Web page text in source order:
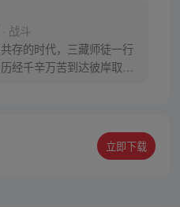
战斗
存的时代，三藏师徒一行
经千辛万苦到达彼岸取
藏大法师，和他一起重新
全新“西行小队”，再度踏
立即下载